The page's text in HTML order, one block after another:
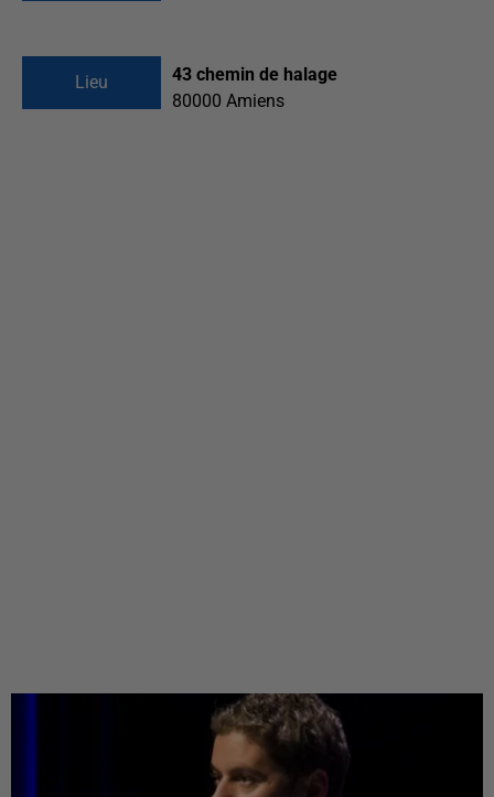
Lieu
43 chemin de halage
80000 Amiens